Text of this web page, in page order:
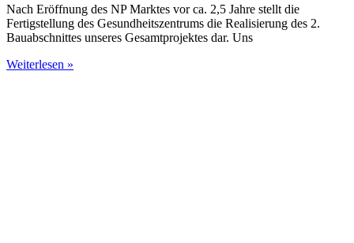
Nach Eröffnung des NP Marktes vor ca. 2,5 Jahre stellt die
Fertigstellung des Gesundheitszentrums die Realisierung des 2.
Bauabschnittes unseres Gesamtprojektes dar. Uns
Weiterlesen »